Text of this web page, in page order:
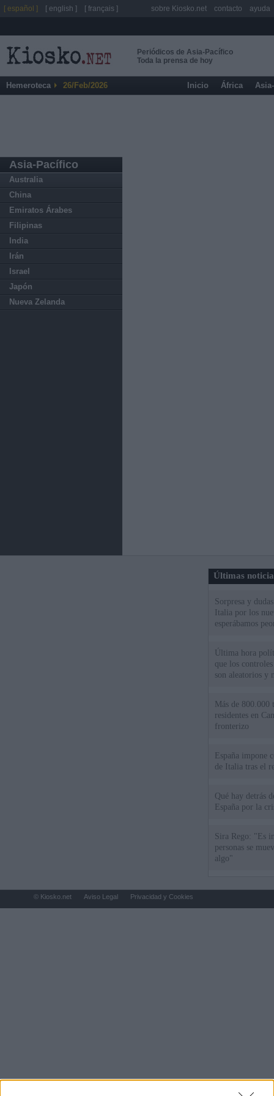
Periódicos de Asia-Pacífico
Toda la prensa de hoy
Hemeroteca 26/Feb/2026 Inicio África
Asia-Pacífico
Australia
China
Emiratos Árabes
Filipinas
India
Irán
Israel
Japón
Nueva Zelanda
Últimas
Sorpresa y
Italia por los
esperábamos
Última hora
que los
son aleatorios y
Más de 800.000
residentes en
fronterizo
España impone
de Italia tras el
Qué hay detrás
España por la
Sira Rego: "Es
personas se
algo"
[ español ] [ english ] [ français ] sobre Kiosko.net contacto ayuda
© Kiosko.net Aviso Legal Privacidad y Cookies